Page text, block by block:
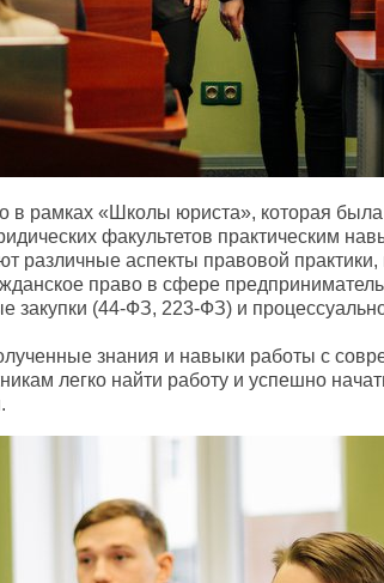
в рамках « Школы юриста», которая
факультетов практическим
различные аспекты правовой практики,
право в сфере
закупки (44-ФЗ, 223-ФЗ) и
знания и навыки работы с
легко найти работу и успешно